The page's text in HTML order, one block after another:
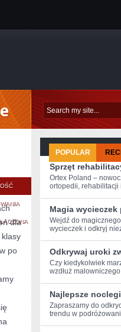
SAMOCHODY
PREMIUM
W
MIEŚCIE
dla
po
POPULAR
Sprzęt
Ortex Poland –
ortopedii, rehabilitacji
Magia wycieczek
Wejdź do
wycieczek i odkryj
Odkrywaj uroki
Czy kiedykolwiek​
wzdłuż‍
Najlepsze
Zapraszamy⁢ do
trendu w